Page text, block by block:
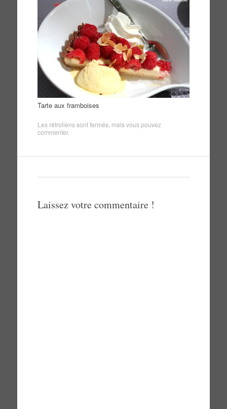
Tarte aux framboises
Les rétroliens sont fermés, mais vous pouvez
commenter.
Laissez votre commentaire !